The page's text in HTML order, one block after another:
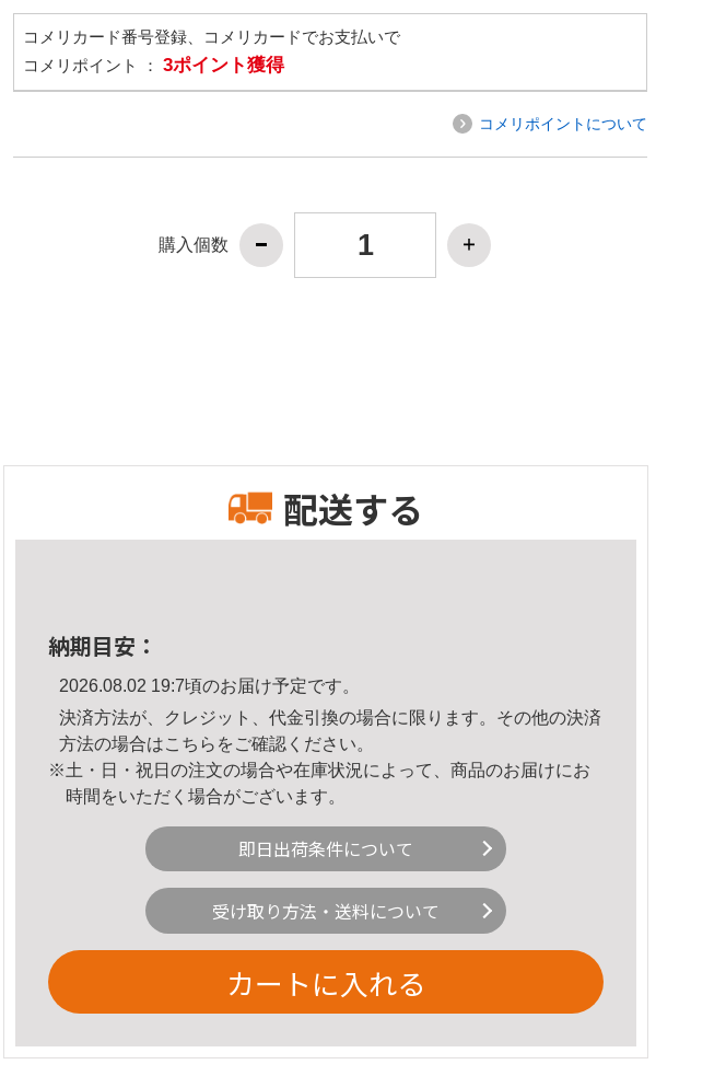
コメリカード番号登録、コメリカードでお支払いで
コメリポイント ： 3ポイント獲得
コメリポイントについて
購入個数
配送する
納期目安：
2026.08.02 19:7頃のお届け予定です。
決済方法が、クレジット、代金引換の場合に限ります。その他の決済
方法の場合はこちら をご確認ください。
※土・日・祝日の注文の場合や在庫状況によって、商品のお届けにお
時間をいただく場合がございます。
即日出荷条件について
受け取り方法・送料について
カートに入れる